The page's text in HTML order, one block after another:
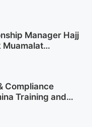
Manager Hajj
Muamalat
Compliance
Training and